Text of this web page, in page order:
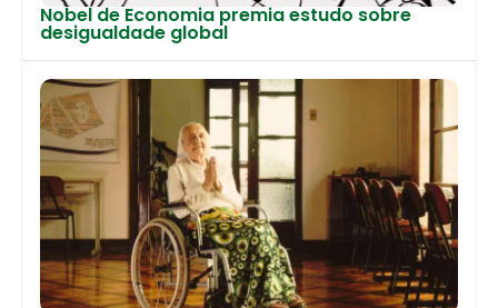
Nobel de Economia premia estudo sobre
desigualdade global